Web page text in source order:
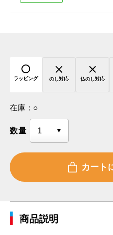
ラッピング のし対応 仏のし対応
在庫： ○
数量
商品説明